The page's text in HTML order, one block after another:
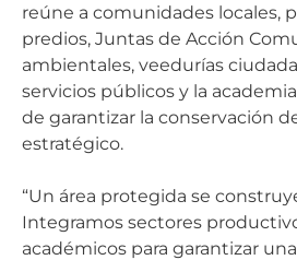
reúne a comunidades locales,
predios, Juntas de Acción
ambientales, veedurías
servicios públicos y la
de garantizar la conservación
estratégico.
“Un área protegida se
Integramos sectores
académicos para garantizar